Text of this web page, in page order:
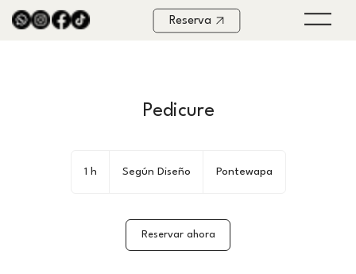
Reserva
Pedicure
1 h Según Diseño Pontewapa
Reservar ahora